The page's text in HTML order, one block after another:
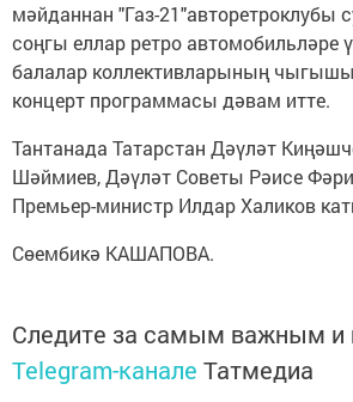
мәйданнан "Газ-21"авторетроклубы
соңгы еллар ретро автомобильләре
балалар коллективларының
концерт программасы дәвам итте.
Тантанада Татарстан Дәүләт
Шәймиев, Дәүләт Советы Рәисе
Премьер-министр Илдар Халиков
Сөембикә КАШАПОВА.
Следите за самым важным и
Telegram-канале Татмедиа